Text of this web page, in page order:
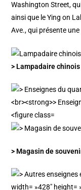
Washington Street,
ainsi que le Ying on
Ave., qui présente une
> Lampadaire chinois
> Magasin de